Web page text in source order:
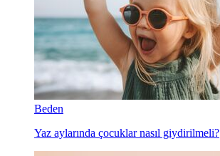
Beden
Yaz aylarında çocuklar nasıl giydirilmeli?